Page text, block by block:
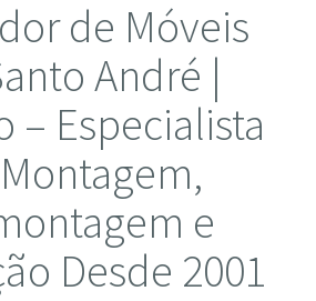
de Móveis
André |
– Especialista
e
Desde 2001